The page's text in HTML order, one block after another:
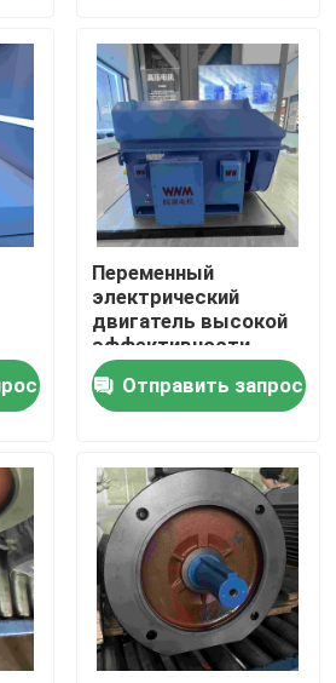
одиночной фазы
двигатели
Переменный
электрический
двигатель высокой
эффективности
частоты 8KV
Отправить запрос